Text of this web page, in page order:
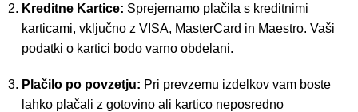
Kreditne Kartice: Sprejemamo plačila s kreditnimi
karticami, vključno z VISA, MasterCard in Maestro. Vaši
podatki o kartici bodo varno obdelani.
Plačilo po povzetju: Pri prevzemu izdelkov vam boste
lahko plačali z gotovino ali kartico neposredno